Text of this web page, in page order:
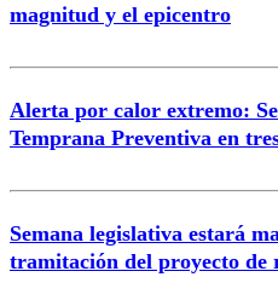
magnitud y el epicentro
Alerta por calor extremo:
Temprana Preventiva en
Semana legislativa estará
tramitación del proyecto de